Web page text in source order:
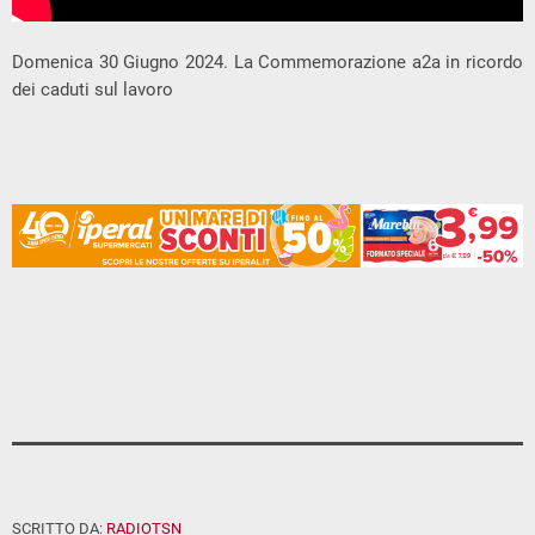
Domenica 30 Giugno 2024. La Commemorazione a2a in ricordo
dei caduti sul lavoro
SCRITTO DA: RADIOTSN